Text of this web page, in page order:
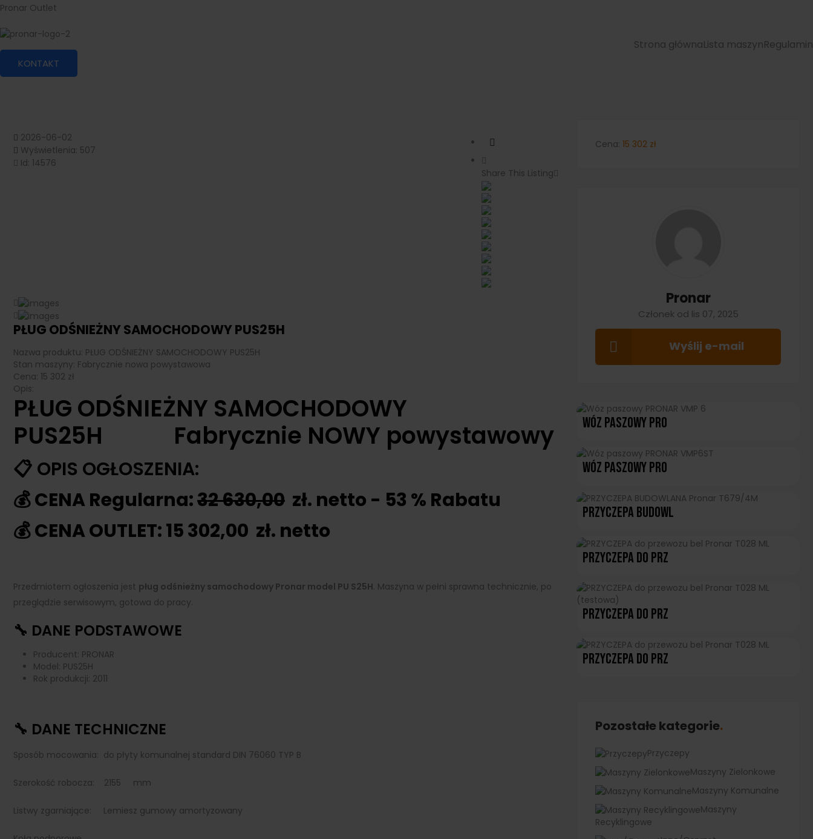
Pronar Outlet
Strona głównaLista maszynRegulamin
KONTAKT
2026-06-02
Wyświetlenia: 507
Id: 14576
Share This Listing
PŁUG ODŚNIEŻNY SAMOCHODOWY PUS25H
Nazwa produktu: PŁUG ODŚNIEŻNY SAMOCHODOWY PUS25H
Stan maszyny: Fabrycznie nowa powystawowa
Cena: 15 302 zł
Opis:
PŁUG ODŚNIEŻNY SAMOCHODOWY
PUS25H Fabrycznie NOWY powystawowy
📋 OPIS OGŁOSZENIA:
💰 CENA Regularna:32 630,00 zł. netto - 53 % Rabatu
💰 CENA OUTLET: 15 302,00 zł. netto
Przedmiotem ogłoszenia jest pług odśnieżny samochodowy Pronar model PU S25H. Maszyna w pełni sprawna technicznie, po
przeglądzie serwisowym, gotowa do pracy.
🔧 DANE PODSTAWOWE
Producent: PRONAR
Model: PUS25H
Rok produkcji: 2011
🔧 DANE TECHNICZNE
Sposób mocowania: do płyty komunalnej standard DIN 76060 TYP B
Szerokość robocza: 2155 mm
Listwy zgarniające: Lemiesz gumowy amortyzowany
Cena: 15 302 zł
Pronar
Członek od lis 07, 2025
Wyślij e-mail
Wóz Paszowy PRO
Wóz Paszowy PRO
PRZYCZEPA BUDOWL
PRZYCZEPA Do Prz
PRZYCZEPA Do Prz
PRZYCZEPA Do Prz
Pozostałe kategorie
Przyczepy
Maszyny Zielonkowe
Maszyny Komunalne
Maszyny
Recyklingowe